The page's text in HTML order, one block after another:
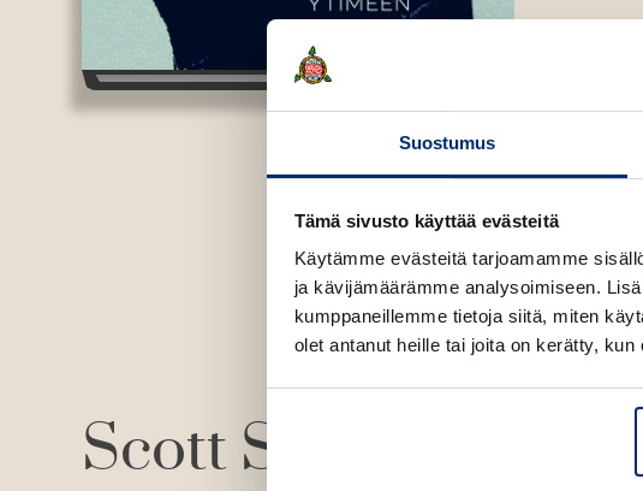
Suostumus
Tämä sivusto käyttää evästeitä
Käytämme evästeitä tarjoamamme
ja kävijämäärämme analysoimiseen.
kumppaneillemme tietoja siitä, miten
olet antanut heille tai joita on kerätty,
Scott Stossel